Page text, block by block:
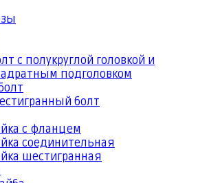
с полукруглой головкой и
подголовком
болт
с фланцем
соединительная
шестигранная